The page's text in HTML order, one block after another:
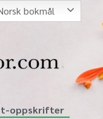
oppskrifter
bokmål